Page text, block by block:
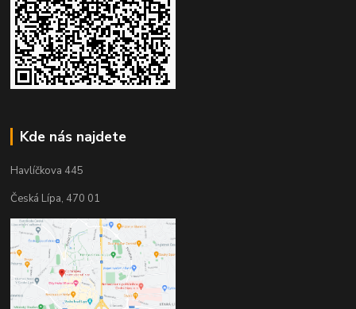
Kde nás najdete
Havlíčkova 445
Česká Lípa, 470 01